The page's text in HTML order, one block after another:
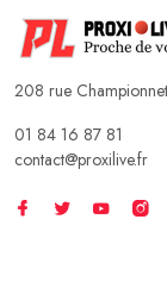
208 rue
01 84 16 87 81
contact@proxilive.fr